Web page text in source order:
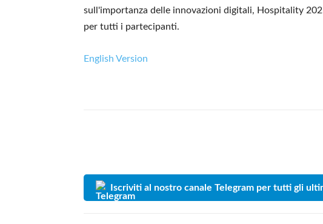
sull'importanza delle innovazioni digitali, Hospitality
per tutti i partecipanti.
English Version
Iscriviti al nostro canale Telegram per tutti gli